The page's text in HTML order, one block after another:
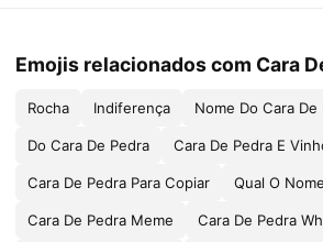
Emojis relacionados com Cara
Rocha Indiferença Nome Do Cara De
Do Cara De Pedra Cara De Pedra E
Cara De Pedra Para Copiar Qual O
Cara De Pedra Meme Cara De Pedra